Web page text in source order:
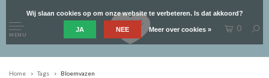
MENU
0
Home Tags Bloemvazen
Wij slaan cookies op om onze website te verbeteren. Is dat akkoord?
JA NEE Meer over cookies »